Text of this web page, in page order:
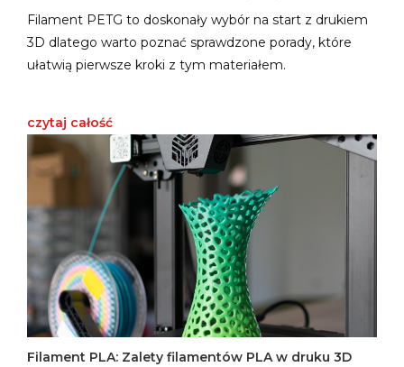
Filament PETG to doskonały wybór na start z drukiem
3D dlatego warto poznać sprawdzone porady, które
ułatwią pierwsze kroki z tym materiałem.
czytaj całość
Filament PLA: Zalety filamentów PLA w druku 3D